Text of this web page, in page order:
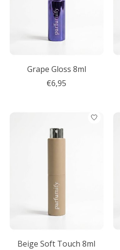
Grape Gloss 8ml
€6,95
Beige Soft Touch 8ml